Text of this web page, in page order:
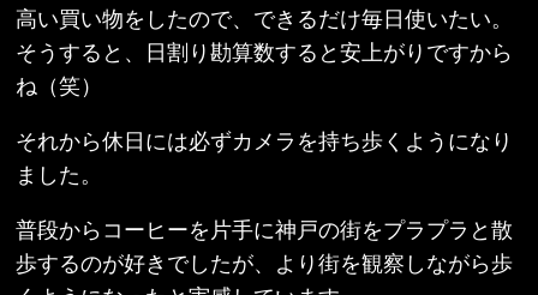
高い買い物をしたので、できるだけ毎日使いたい。
そうすると、日割り勘算数すると安上がりですから
ね（笑）
それから休日には必ずカメラを持ち歩くようになり
ました。
普段からコーヒーを片手に神戸の街をプラプラと散
歩するのが好きでしたが、より街を観察しながら歩